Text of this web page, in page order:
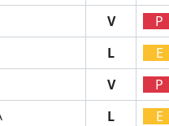
V P
L E
V P
L E